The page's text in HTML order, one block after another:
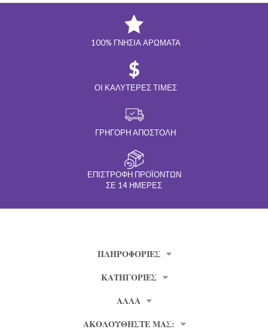
100% ΓΝΉΣΙΑ ΑΡΏΜΑΤΑ
ΟΙ ΚΑΛΎΤΕΡΕΣ ΤΙΜΈΣ
ΓΡΉΓΟΡΗ ΑΠΟΣΤΟΛΉ
ΕΠΙΣΤΡΟΦΉ ΠΡΟΪΌΝΤΩΝ
ΣΕ 14 ΗΜΈΡΕΣ
ΠΛΗΡΟΦΟΡΊΕΣ
ΚΑΤΗΓΟΡΙΕΣ
ΑΛΛΑ
ΑΚΟΛΟΥΘΗΣΤΕ ΜΑΣ: